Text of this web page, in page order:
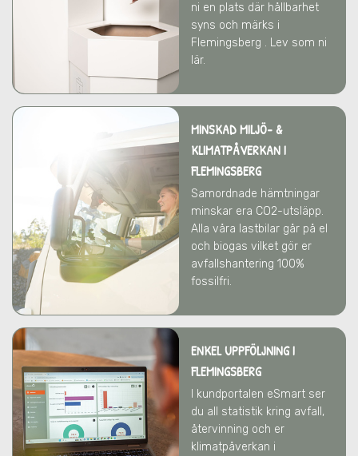
ni en plats där hållbarhet
syns och märks i
Flemingsberg . Lev som ni
lär.
MINSKAD MILJÖ- &
KLIMATPÅVERKANI
FLEMINGSBERG
Samordnade hämtningar
minskar era CO2-utsläpp.
Alla våra lastbilar går på el
och biogas vilket gör er
avfallshantering 100%
fossilfri.
ENKEL UPPFÖLJNING I
FLEMINGSBERG
I kundportalen eSmart ser
du all statistik kring avfall,
återvinning och er
klimatpåverkan i